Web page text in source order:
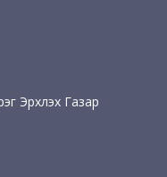
Эрхлэх Газар